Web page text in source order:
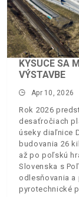
KYSUCE SA
VÝSTAVBE
Apr 10, 2026
Rok 2026
desaťročiach
úseky diaľnice
budovania 26
až po poľskú
Slovenska s
odlesňovania a
pyrotechnické